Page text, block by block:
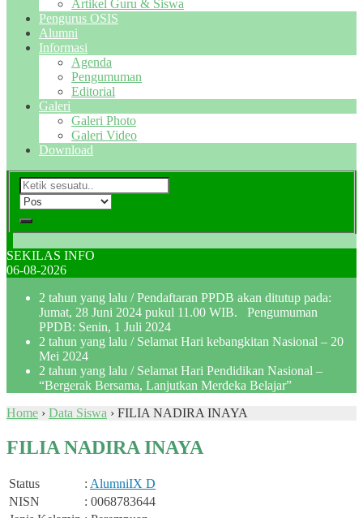
Artikel Guru & Siswa
Pengurus OSIS
Alumni
Informasi
Agenda
Pengumuman
Editorial
Galeri
Galeri Photo
Galeri Video
Download
SEKILAS INFO
06-08-2026
2 tahun yang lalu / Pendaftaran PPDB akan ditutup pada:
Jumat, 28 Juni 2024 pukul 11.00 WIB. Pengumuman
PPDB: Senin, 1 Juli 2024
2 tahun yang lalu / Selamat Hari kebangkitan Nasional – 20
Mei 2024
2 tahun yang lalu / Selamat Hari Pendidikan Nasional –
“Bergerak Bersama, Lanjutkan Merdeka Belajar”
Home › Data Siswa › FILIA NADIRA INAYA
FILIA NADIRA INAYA
Status : AlumniIX D
NISN
: 0068783644